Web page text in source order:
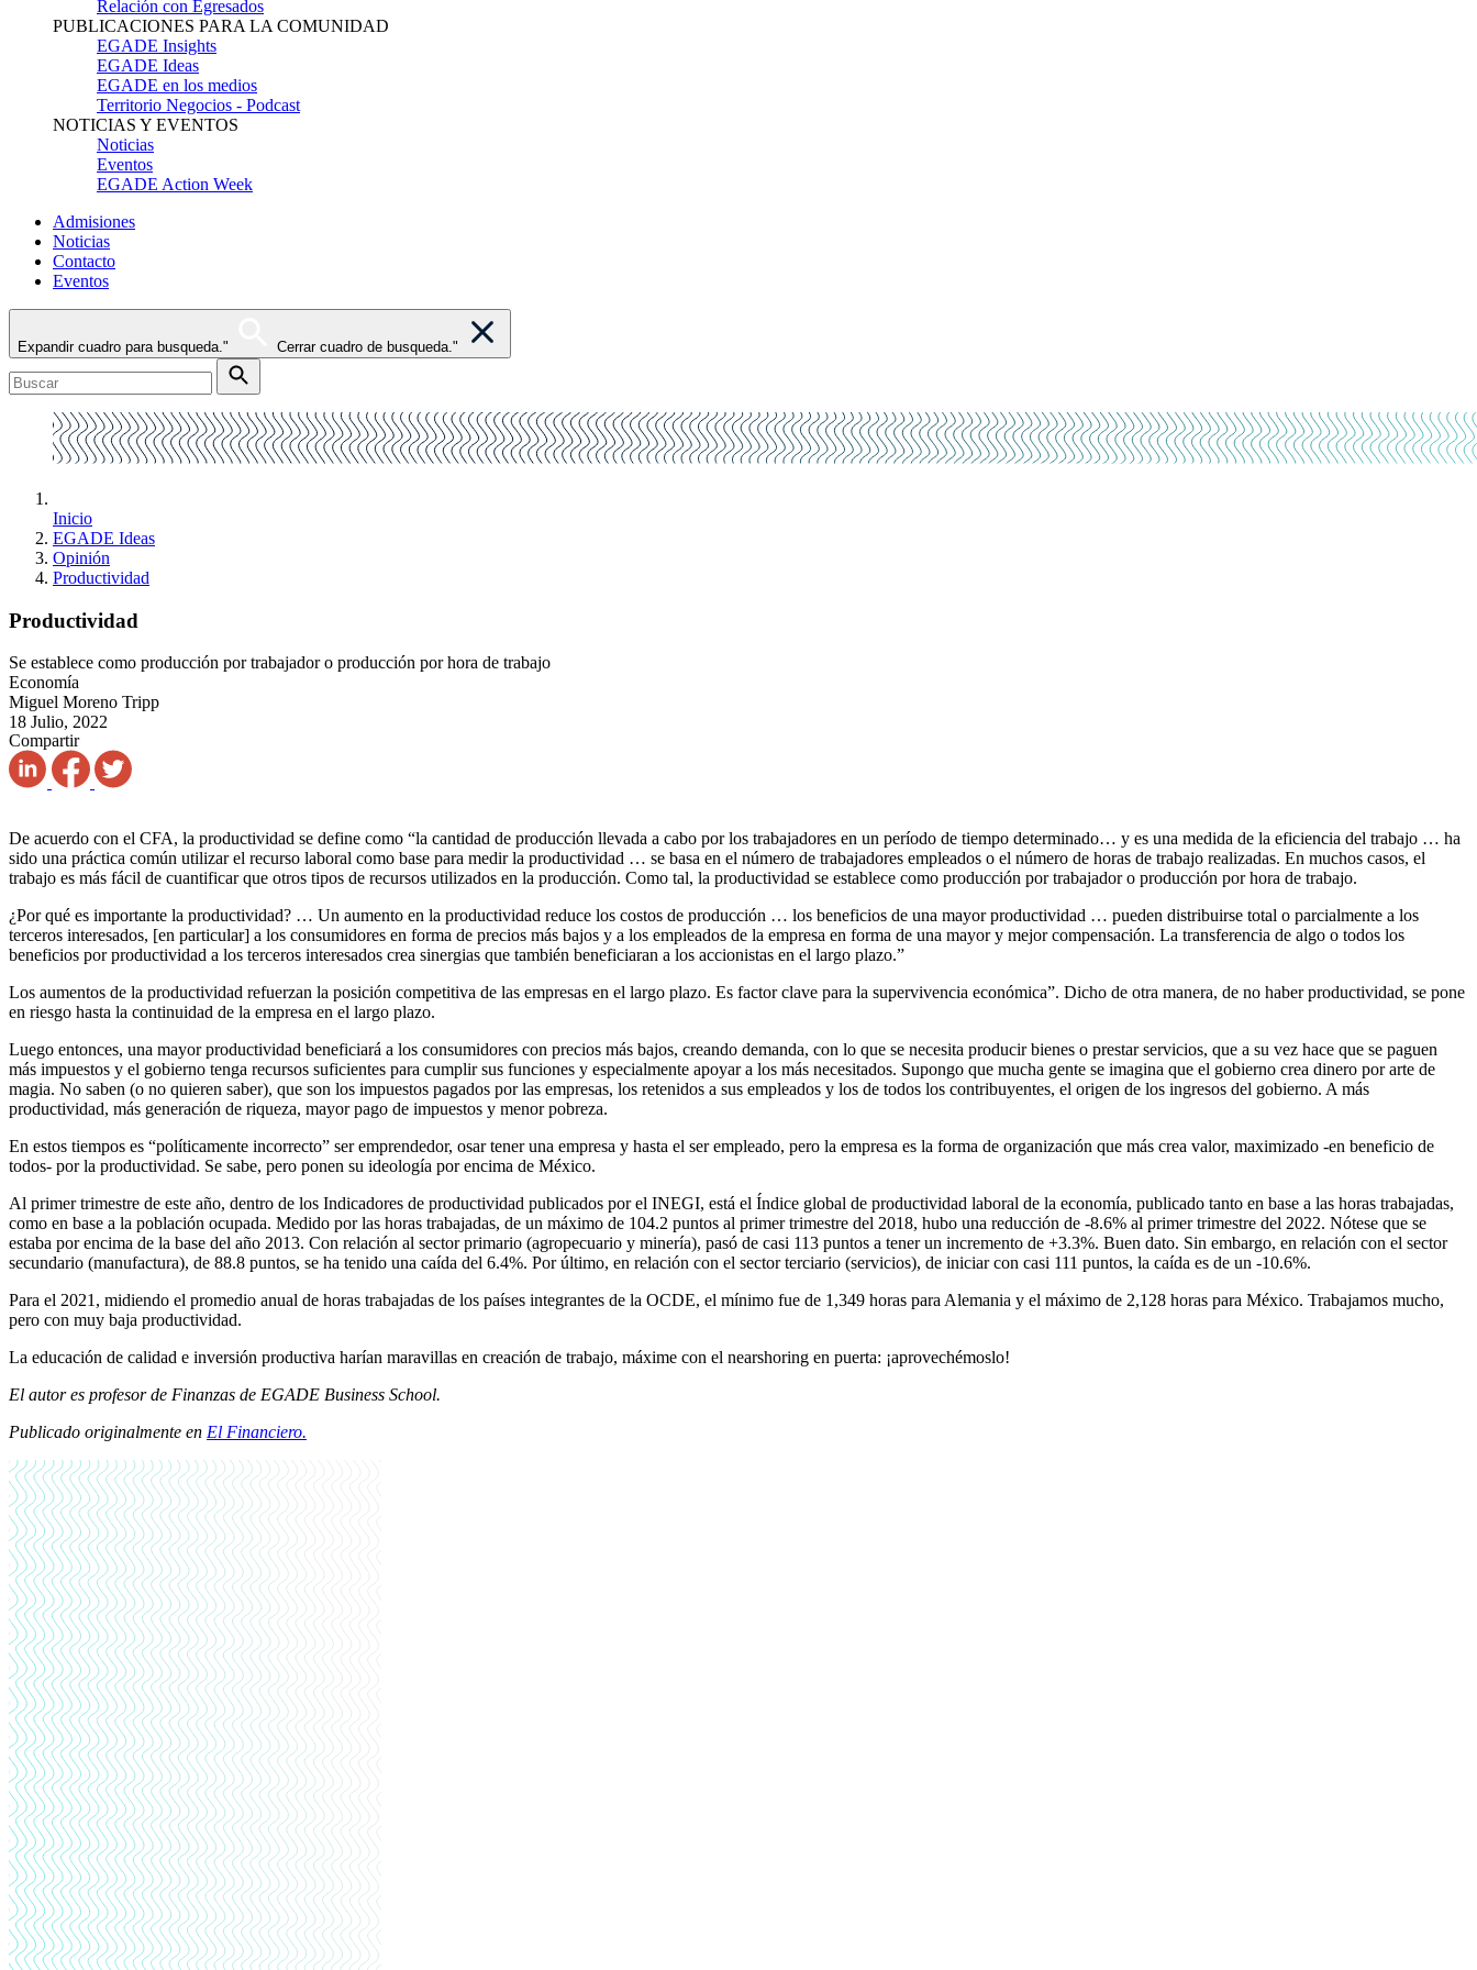
Relación con Egresados
PUBLICACIONES PARA LA COMUNIDAD
EGADE Insights
EGADE Ideas
EGADE en los medios
Territorio Negocios - Podcast
NOTICIAS Y EVENTOS
Noticias
Eventos
EGADE Action Week
Admisiones
Noticias
Contacto
Eventos
Expandir cuadro para busqueda." Cerrar cuadro de busqueda."
Inicio
EGADE Ideas
Opinión
Productividad
Productividad
Se establece como producción por trabajador o producción por hora de trabajo
Economía
Miguel Moreno Tripp
18 Julio, 2022
Compartir
De acuerdo con el CFA, la productividad se define como “la cantidad de producción llevada a cabo por los trabajadores en un período de tiempo determinado… y es una medida de la eficiencia del trabajo … ha
sido una práctica común utilizar el recurso laboral como base para medir la productividad … se basa en el número de trabajadores empleados o el número de horas de trabajo realizadas. En muchos casos, el
trabajo es más fácil de cuantificar que otros tipos de recursos utilizados en la producción. Como tal, la productividad se establece como producción por trabajador o producción por hora de trabajo.
¿Por qué es importante la productividad? … Un aumento en la productividad reduce los costos de producción … los beneficios de una mayor productividad … pueden distribuirse total o parcialmente a los
terceros interesados, [en particular] a los consumidores en forma de precios más bajos y a los empleados de la empresa en forma de una mayor y mejor compensación. La transferencia de algo o todos los
beneficios por productividad a los terceros interesados crea sinergias que también beneficiaran a los accionistas en el largo plazo.”
Los aumentos de la productividad refuerzan la posición competitiva de las empresas en el largo plazo. Es factor clave para la supervivencia económica”. Dicho de otra manera, de no haber productividad, se pone
en riesgo hasta la continuidad de la empresa en el largo plazo.
Luego entonces, una mayor productividad beneficiará a los consumidores con precios más bajos, creando demanda, con lo que se necesita producir bienes o prestar servicios, que a su vez hace que se paguen
más impuestos y el gobierno tenga recursos suficientes para cumplir sus funciones y especialmente apoyar a los más necesitados. Supongo que mucha gente se imagina que el gobierno crea dinero por arte de
magia. No saben (o no quieren saber), que son los impuestos pagados por las empresas, los retenidos a sus empleados y los de todos los contribuyentes, el origen de los ingresos del gobierno. A más
productividad, más generación de riqueza, mayor pago de impuestos y menor pobreza.
En estos tiempos es “políticamente incorrecto” ser emprendedor, osar tener una empresa y hasta el ser empleado, pero la empresa es la forma de organización que más crea valor, maximizado -en beneficio de
todos- por la productividad. Se sabe, pero ponen su ideología por encima de México.
Al primer trimestre de este año, dentro de los Indicadores de productividad publicados por el INEGI, está el Índice global de productividad laboral de la economía, publicado tanto en base a las horas trabajadas,
como en base a la población ocupada. Medido por las horas trabajadas, de un máximo de 104.2 puntos al primer trimestre del 2018, hubo una reducción de -8.6% al primer trimestre del 2022. Nótese que se
estaba por encima de la base del año 2013. Con relación al sector primario (agropecuario y minería), pasó de casi 113 puntos a tener un incremento de +3.3%. Buen dato. Sin embargo, en relación con el sector
secundario (manufactura), de 88.8 puntos, se ha tenido una caída del 6.4%. Por último, en relación con el sector terciario (servicios), de iniciar con casi 111 puntos, la caída es de un -10.6%.
Para el 2021, midiendo el promedio anual de horas trabajadas de los países integrantes de la OCDE, el mínimo fue de 1,349 horas para Alemania y el máximo de 2,128 horas para México. Trabajamos mucho,
pero con muy baja productividad.
La educación de calidad e inversión productiva harían maravillas en creación de trabajo, máxime con el nearshoring en puerta: ¡aprovechémoslo!
El autor es profesor de Finanzas de EGADE Business School.
Publicado originalmente en El Financiero.